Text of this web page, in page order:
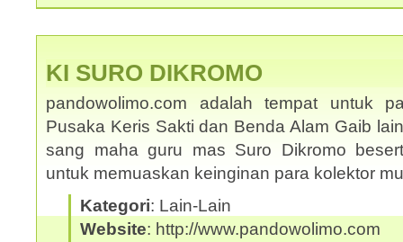
KI SURO DIKROMO
pandowolimo.com adalah tempat untuk
Pusaka Keris Sakti dan Benda Alam Gaib
sang maha guru mas Suro Dikromo
untuk memuaskan keinginan para kolektor
Kategori: Lain-Lain
Website: http://www.pandowolimo.com